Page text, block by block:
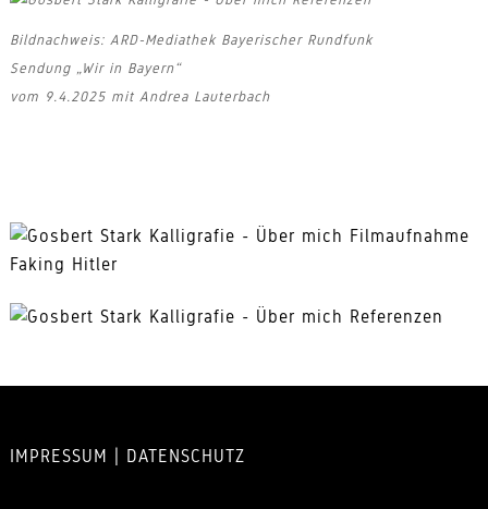
Bildnachweis: ARD-Mediathek Bayerischer Rundfunk
Sendung „Wir in Bayern“
vom 9.4.2025 mit Andrea Lauterbach
IMPRESSUM DATENSCHUTZ